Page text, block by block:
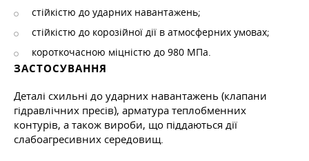
стійкістю до ударних навантажень;
стійкістю до корозійної дії в атмосферних умовах;
короткочасною міцністю до 980 МПа.
ЗАСТОСУВАННЯ
Деталі схильні до ударних навантажень (клапани
гідравлічних пресів), арматура теплобменних
контурів, а також вироби, що піддаються дії
слабоагресивних середовищ.